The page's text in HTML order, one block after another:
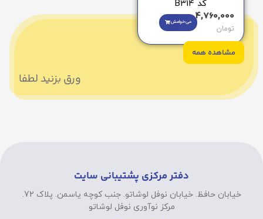
کد B314
4,760,000
تومان
می‌خوامش
مشاهده همه
ورق بزنید لطفا
دفتر مرکزی پشتیبانی سایت
خیابان حافظ. خیابان نوفل لوشاتو. جنب کوچه یاسمن. پلاک 72.
مرکز نوآوری نوفل لوشاتو